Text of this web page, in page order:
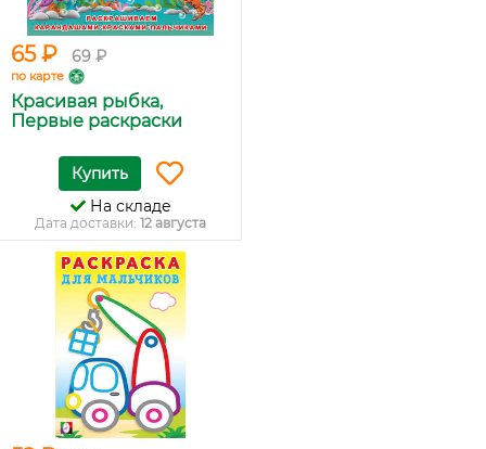
65 ₽ 69 ₽
по карте
Красивая рыбка,
Первые раскраски
Купить
На складе
Дата доставки: 12 августа